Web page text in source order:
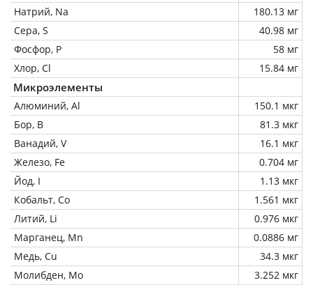
Натрий, Na
180.13 мг
Сера, S
40.98 мг
Фосфор, P
58 мг
Хлор, Cl
15.84 мг
Микроэлементы
Алюминий, Al
150.1 мкг
Бор, B
81.3 мкг
Ванадий, V
16.1 мкг
Железо, Fe
0.704 мг
Йод, I
1.13 мкг
Кобальт, Co
1.561 мкг
Литий, Li
0.976 мкг
Марганец, Mn
0.0886 мг
Медь, Cu
34.3 мкг
Молибден, Mo
3.252 мкг